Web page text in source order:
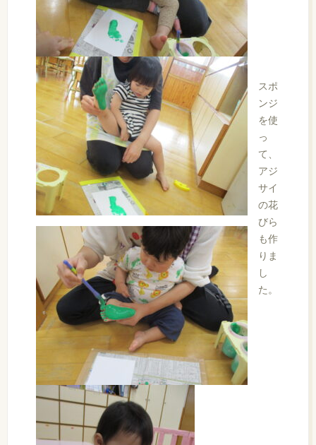
スポ
ンジ
を使
っ
て、
アジ
サイ
の花
びら
も作
りま
し
た。